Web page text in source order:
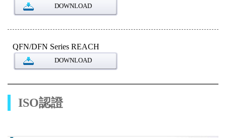
DOWNLOAD
QFN/DFN Series REACH
DOWNLOAD
ISO認證